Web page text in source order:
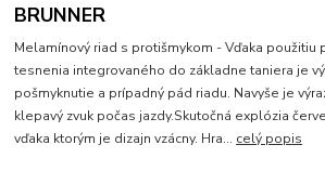
BRUNNER
Melamínový riad s protišmykom - Vďaka použitiu
tesnenia integrovaného do základne taniera je
pošmyknutie a prípadný pád riadu. Navyše je
klepavý zvuk počas jazdy.Skutočná explózia
vďaka ktorým je dizajn vzácny. Hra... celý popis